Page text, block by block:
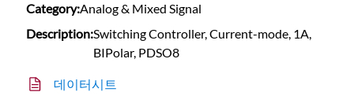
Category:Analog & Mixed Signal
Description:Switching Controller, Current-mode, 1A,
BIPolar, PDSO8
데이터시트